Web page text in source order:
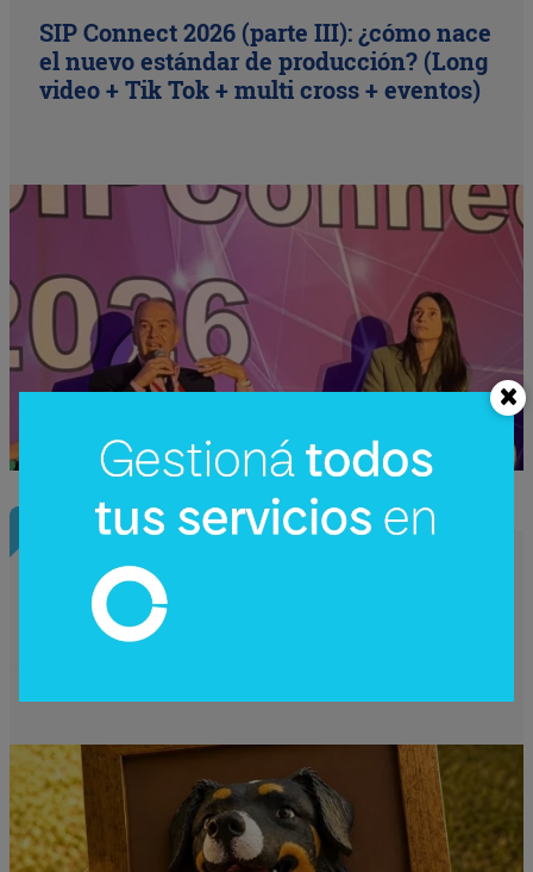
SIP Connect 2026 (parte III): ¿cómo nace
el nuevo estándar de producción? (Long
video + Tik Tok + multi cross + eventos)
InfoEmprendedor
Permanece, un emprendimiento que
eterniza los recuerdos de tu mascota a
través del arte